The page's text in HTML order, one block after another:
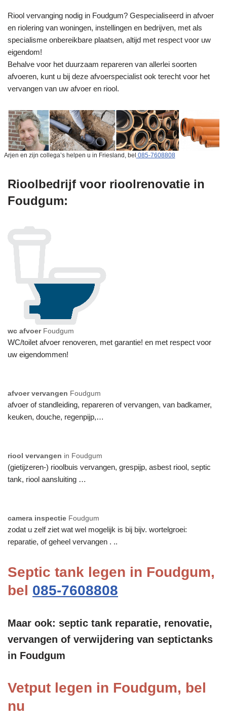
Riool vervanging nodig in Foudgum? Gespecialiseerd in afvoer
en riolering van woningen, instellingen en bedrijven, met als
specialisme onbereikbare plaatsen, altijd met respect voor uw
eigendom!
Behalve voor het duurzaam repareren van allerlei soorten
afvoeren, kunt u bij deze afvoerspecialist ook terecht voor het
vervangen van uw afvoer en riool.
Arjen en zijn collega’s helpen u in Friesland, bel 085-7608808
Rioolbedrijf voor rioolrenovatie in
Foudgum:
wc afvoer Foudgum
WC/toilet afvoer renoveren, met garantie! en met respect voor
uw eigendommen!
afvoer vervangen Foudgum
afvoer of standleiding, repareren of vervangen, van badkamer,
keuken, douche, regenpijp,…
riool vervangen in Foudgum
(gietijzeren-) rioolbuis vervangen, grespijp, asbest riool, septic
tank, riool aansluiting …
camera inspectie Foudgum
zodat u zelf ziet wat wel mogelijk is bij bijv. wortelgroei:
reparatie, of geheel vervangen . ..
Septic tank legen in Foudgum,
bel 085-7608808
Maar ook: septic tank reparatie, renovatie,
vervangen of verwijdering van septictanks
in Foudgum
Vetput legen in Foudgum, bel
nu